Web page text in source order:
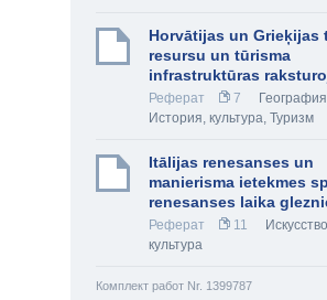
Horvātijas un Grieķijas
resursu un tūrisma
infrastruktūras
Реферат 7
История, культура, Туризм
Itālijas renesanses un
manierisma ietekmes
renesanses laika
Реферат 11 Искусство
культура
Комплект работ Nr. 1399787